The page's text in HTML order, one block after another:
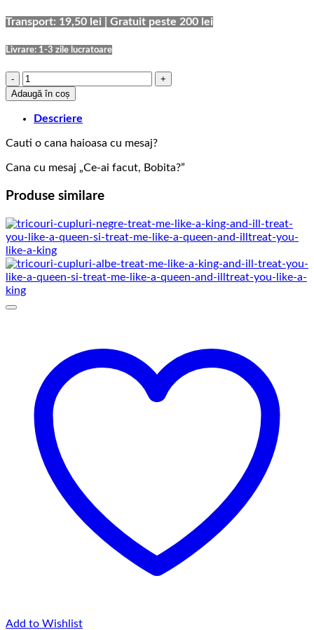
Transport: 19,50 lei | Gratuit peste 200 lei
Livrare: 1-3 zile lucratoare
Cantitate
Cana
cu
Mesaj
ai
Bobita?
Adaugă în coș
Descriere
Cauti o cana haioasa cu mesaj?
Cana cu mesaj „Ce-ai facut, Bobita?”
Produse similare
Add to Wishlist